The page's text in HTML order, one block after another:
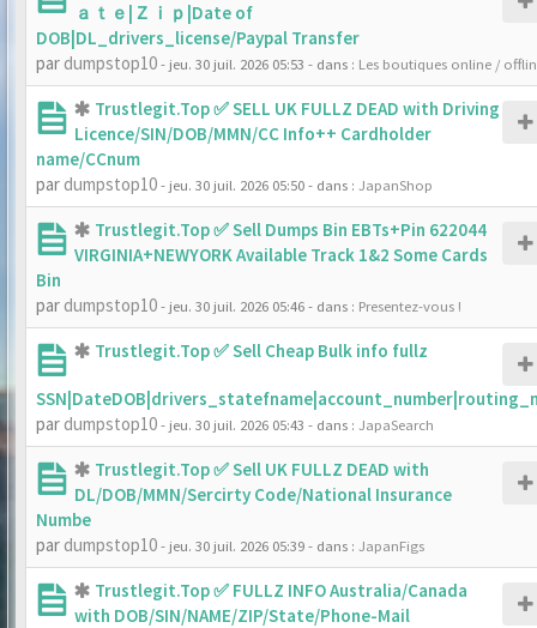
ａｔｅ|Ｚｉｐ|Date of
DOB|DL_drivers_license/Paypal Transfer
par dumpstop10- jeu. 30 juil. 2026 05:53 - dans : Les boutiques online /
Trustlegit.Top ✅ SELL UK FULLZ DEAD with Driving
Licence/SIN/DOB/MMN/CC Info++ Cardholder
name/CCnum
par dumpstop10- jeu. 30 juil. 2026 05:50- dans : JapanShop
Trustlegit.Top ✅ Sell Dumps Bin EBTs+Pin 622044
VIRGINIA+NEWYORK Available Track 1&2 Some Cards
Bin
par dumpstop10- jeu. 30 juil. 2026 05:46- dans : Presentez-vous !
Trustlegit.Top ✅ Sell Cheap Bulk info fullz
par dumpstop10- jeu. 30 juil. 2026 05:43 - dans : JapaSearch
Trustlegit.Top ✅ Sell UK FULLZ DEAD with
DL/DOB/MMN/Sercirty Code/National Insurance
Numbe
par dumpstop10- jeu. 30 juil. 2026 05:39- dans : JapanFigs
Trustlegit.Top ✅ FULLZ INFO Australia/Canada
with DOB/SIN/NAME/ZIP/State/Phone-Mail